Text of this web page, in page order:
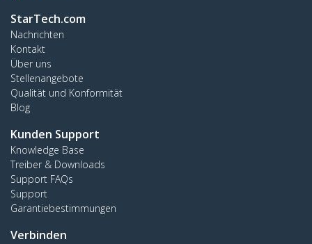
StarTech.com
Nachrichten
Kontakt
Über uns
Stellenangebote
Qualität und Konformität
Blog
Kunden Support
Knowledge Base
Treiber & Downloads
Support FAQs
Support
Garantiebestimmungen
Verbinden